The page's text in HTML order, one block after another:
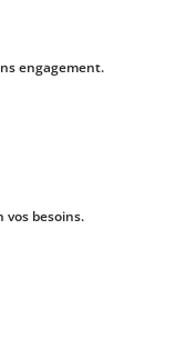
engagement.
vos besoins.